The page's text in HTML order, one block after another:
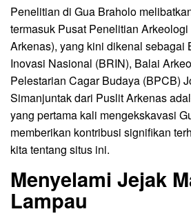
Penelitian di Gua Braholo
termasuk Pusat Penelitian
Arkenas), yang kini dikenal sebagai
Inovasi Nasional (BRIN), Balai
Pelestarian Cagar Budaya (BPCB)
Simanjuntak dari Puslit Arkenas
yang pertama kali mengekskavasi
memberikan kontribusi signifikan
kita tentang situs ini.
Menyelami Jejak
Lampau